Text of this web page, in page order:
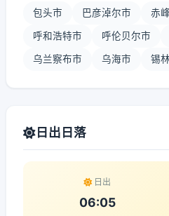
包头市 巴彦淖尔市 赤
呼和浩特市 呼伦贝尔市
乌兰察布市 乌海市 锡
日出日落
日出
06:05